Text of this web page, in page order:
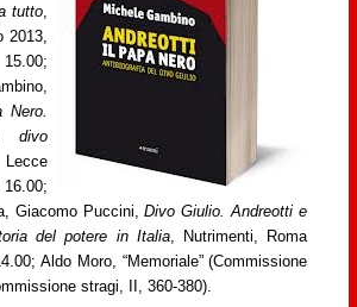
tutto,
2013,
Nero.
divo
Giacomo Puccini,Divo Giulio. Andreotti e
del potere in Italia, Nutrimenti, Roma
Aldo Moro, “Memoriale” (Commissione
stragi, II, 360-380).